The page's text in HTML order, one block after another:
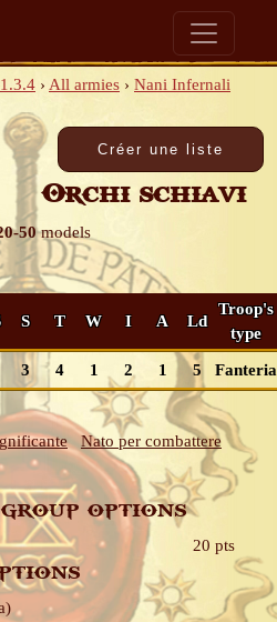
› All armies › Nani Infernali
Orchi schiavi
50models
S T W I A Ld
Troop's
type
3 4 1 2 1 5 Fanteria
Nato per combattere
group options
20 pts